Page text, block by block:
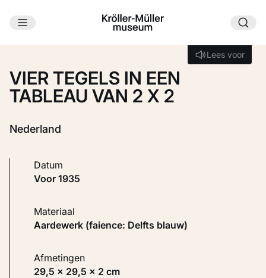
Ga naar hoofdinhoud
Lees voor
Lees voor
VIER TEGELS IN EEN
TABLEAU VAN 2 X 2
Nederland
Datum
voor 1935
Materiaal
Aardewerk (faience: Delfts blauw)
Afmetingen
29,5 × 29,5 × 2 cm